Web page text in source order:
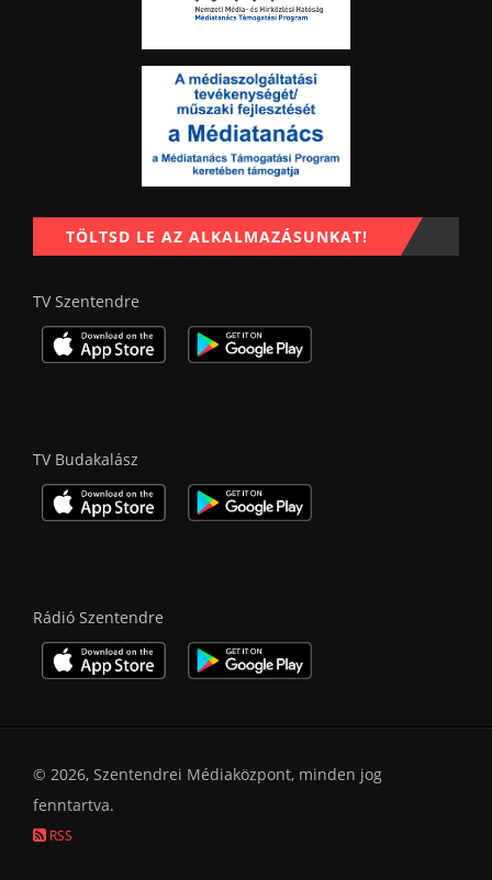
TÖLTSD LE AZ ALKALMAZÁSUNKAT!
TV Szentendre
TV Budakalász
Rádió Szentendre
© 2026, Szentendrei Médiaközpont, minden jog
fenntartva.
RSS